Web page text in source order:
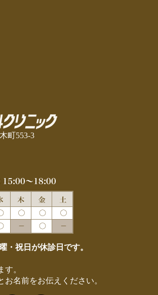
町553-3
・祝日が休診日です。
。
名前をお伝えください。